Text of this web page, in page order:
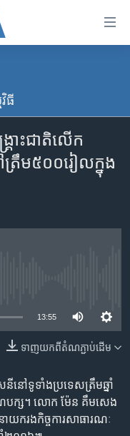
ធី​
ោះ​ជាតិ​លើក​
ត្រឹម​៥០០​រៀល​ក្នុង​
13:55
ទាញ​យក​ពី​តំណភ្ជាប់​ដើម
នៅ​ទូទាំង​ប្រទេស​ត្រឹម​ឆ្នាំ​
ណបក្ស។ លោក ម៉ែន គឹមសេង
ាយករង​កិច្ចការ​សាធារណៈ​